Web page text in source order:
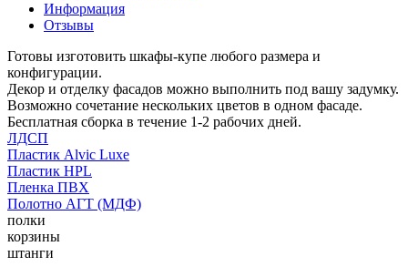
Информация
Отзывы
Готовы изготовить шкафы-купе любого размера и
конфигурации.
Декор и отделку фасадов можно выполнить под вашу задумку.
Возможно сочетание нескольких цветов в одном фасаде.
Бесплатная сборка в течение 1-2 рабочих дней.
ЛДСП
Пластик Alvic Luxe
Пластик HPL
Пленка ПВХ
Полотно АГТ (МДФ)
полки
корзины
штанги